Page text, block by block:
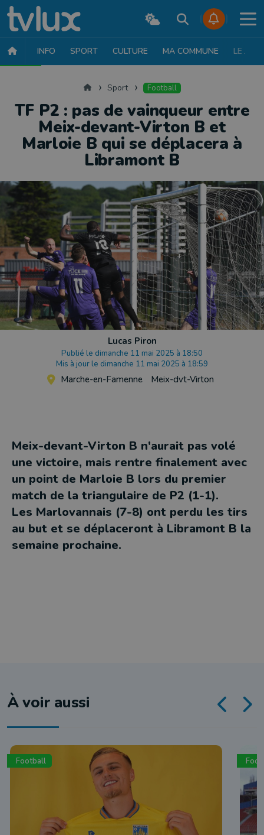
INFO SPORT CULTURE MA COMMUNE LE JT
AccueilSport Football
TF P2 : pas de vainqueur entre
Meix-devant-Virton B et
Marloie B qui se déplacera à
Libramont B
Lucas Piron
Publié le dimanche 11 mai 2025 à 18:50
Mis à jour le dimanche 11 mai 2025 à 18:59
Marche-en-Famenne Meix-dvt-Virton
Meix-devant-Virton B n'aurait pas volé
une victoire, mais rentre finalement avec
un point de Marloie B lors du premier
match de la triangulaire de P2 (1-1).
Les Marlovannais (7-8) ont perdu les tirs
au but et se déplaceront à Libramont B la
semaine prochaine.
À voir aussi
Football